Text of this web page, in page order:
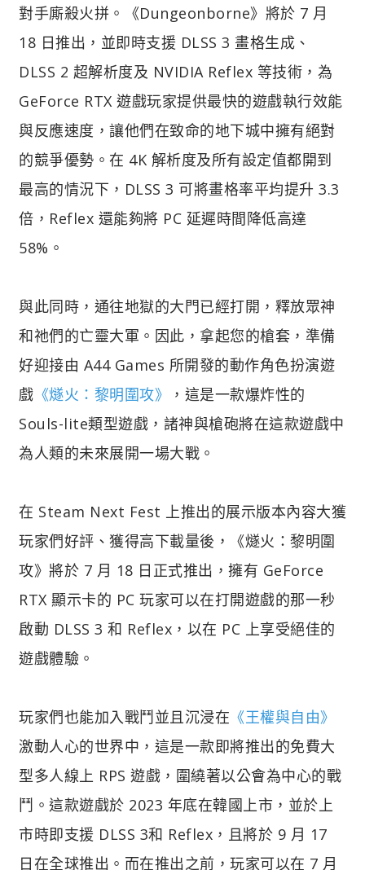
對手廝殺火拼。《Dungeonborne》將於 7 月
18 日推出，並即時支援 DLSS 3 畫格生成、
DLSS 2 超解析度及 NVIDIA Reflex 等技術，為
GeForce RTX 遊戲玩家提供最快的遊戲執行效能
與反應速度，讓他們在致命的地下城中擁有絕對
的競爭優勢。在 4K 解析度及所有設定值都開到
最高的情況下，DLSS 3 可將畫格率平均提升 3.3
倍，Reflex 還能夠將 PC 延遲時間降低高達
58%。
與此同時，通往地獄的大門已經打開，釋放眾神
和祂們的亡靈大軍。因此，拿起您的槍套，準備
好迎接由 A44 Games 所開發的動作角色扮演遊
戲 《燧火：黎明圍攻》
，這是一款爆炸性的
Souls-lite類型遊戲，諸神與槍砲將在這款遊戲中
為人類的未來展開一場大戰。
在 Steam Next Fest 上推出的展示版本內容大獲
玩家們好評、獲得高下載量後，《燧火：黎明圍
攻》將於 7 月 18 日正式推出，擁有 GeForce
RTX 顯示卡的 PC 玩家可以在打開遊戲的那一秒
啟動 DLSS 3 和 Reflex，以在 PC 上享受絕佳的
遊戲體驗。
玩家們也能加入戰鬥並且沉浸在 《王權與自由》
激動人心的世界中，這是一款即將推出的免費大
型多人線上 RPS 遊戲，圍繞著以公會為中心的戰
鬥。這款遊戲於 2023 年底在韓國上市，並於上
市時即支援 DLSS 3和 Reflex，且將於 9 月 17
日在全球推出。而在推出之前，玩家可以在 7 月